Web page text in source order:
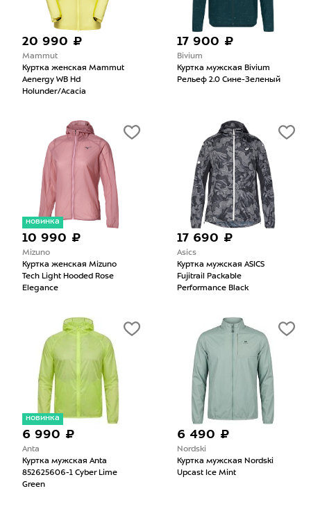
20 990 ₽
Mammut
Куртка женская Mammut
Aenergy WB Hd
Holunder/Acacia
17 900 ₽
Bivium
Куртка мужская Bivium
Рельеф 2.0 Сине-Зеленый
новинка
10 990 ₽
Mizuno
Куртка женская Mizuno
Tech Light Hooded Rose
Elegance
17 690 ₽
Asics
Куртка мужская ASICS
Fujitrail Packable
Performance Black
новинка
6 990 ₽
Anta
Куртка мужская Anta
852625606-1 Cyber Lime
Green
6 490 ₽
Nordski
Куртка мужская Nordski
Upcast Ice Mint